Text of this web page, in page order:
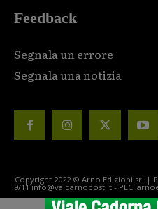
Feedback
Segnala un errore
Segnala una notizia
Copyright 2022 © Arno Edizioni srl |
9/11 info@valdarnopost.it - PEC: